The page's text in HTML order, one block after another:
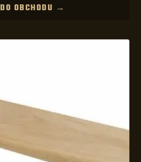
DO OBCHODU →